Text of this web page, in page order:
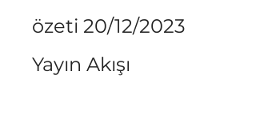
özeti 20/12/2023
Yayın Akışı